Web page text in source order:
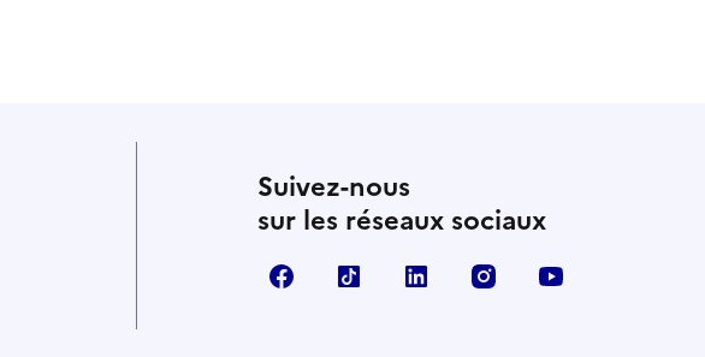
Suivez-nous
sur les réseaux sociaux
FacebookTikTok LinkedIn Instagram